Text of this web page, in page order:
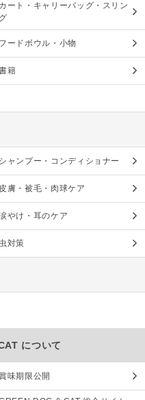
カート・キャリーバッグ・スリン
グ
フードボウル・小物
籍
シャンプー・コンディショナー
皮膚・被毛・肉球ケア
やけ・耳のケア
虫対策
について
味期限公開